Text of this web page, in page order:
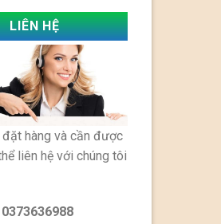
LIÊN HỆ
đặt hàng và cần được
liên hệ với chúng tôi
0373636988